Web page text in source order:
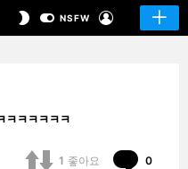
SWITCHNSFW
ㅋㅋㅋㅋㅋㅋㅋ
1 좋아요 0